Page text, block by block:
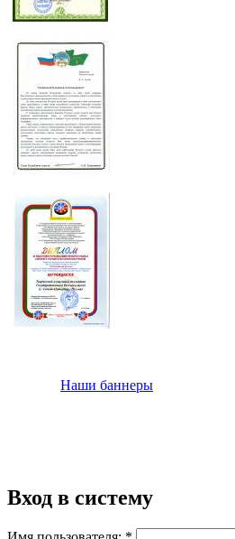
Наши баннеры
Вход в систему